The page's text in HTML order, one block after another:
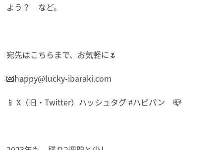
よう？ など。
宛先はこちらまで、お気軽に🌷
💌happy@lucky-ibaraki.com
📱 X（旧・Twitter）ハッシュタグ #ハピパン 📪